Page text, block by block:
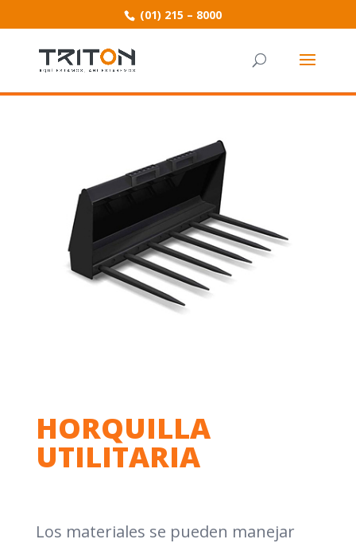
(01) 215 – 8000
HORQUILLA
UTILITARIA
Los materiales se pueden manejar